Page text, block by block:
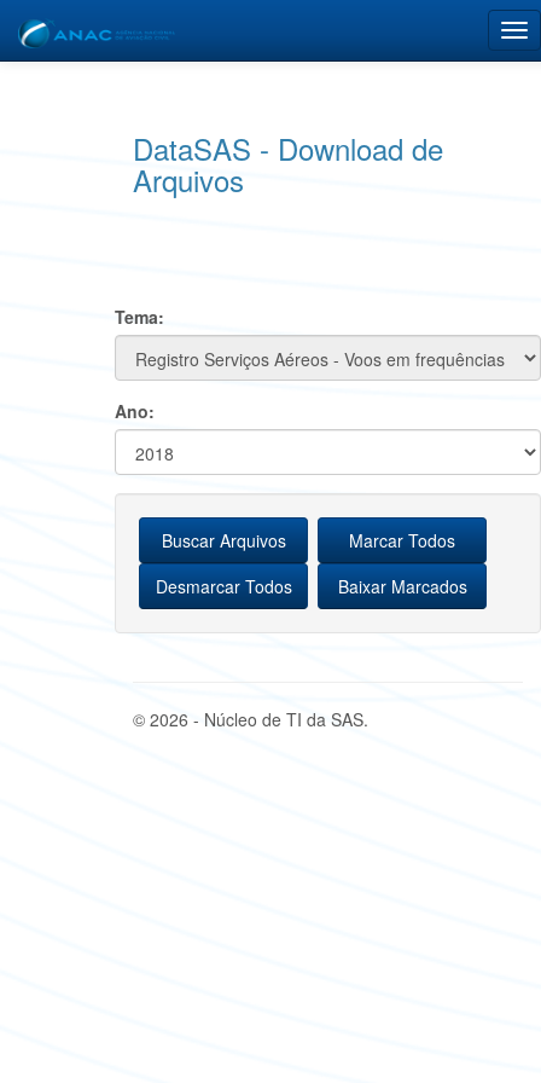
DataSAS - Download de
Arquivos
Tema:
Ano:
© 2026 - Núcleo de TI da SAS.